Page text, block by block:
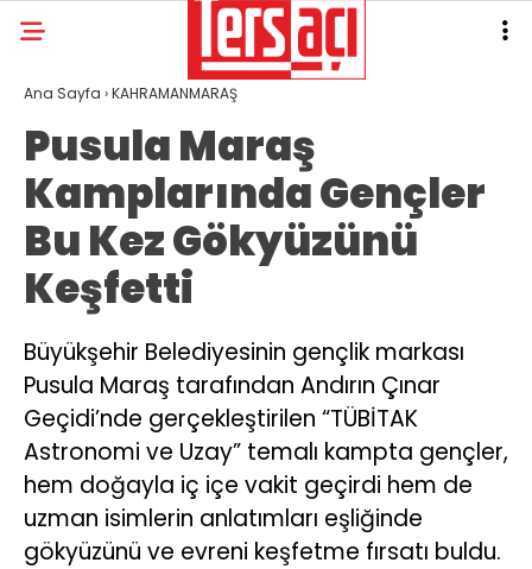
Ana Sayfa ›KAHRAMANMARAŞ
Pusula Maraş
Kamplarında Gençler
Bu Kez Gökyüzünü
Keşfetti
Büyükşehir Belediyesinin gençlik markası
Pusula Maraş tarafından Andırın Çınar
Geçidi’nde gerçekleştirilen “TÜBİTAK
Astronomi ve Uzay” temalı kampta gençler,
hem doğayla iç içe vakit geçirdi hem de
uzman isimlerin anlatımları eşliğinde
gökyüzünü ve evreni keşfetme fırsatı buldu.